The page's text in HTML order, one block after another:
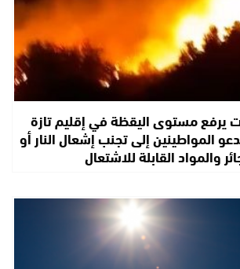
يرفع مستوى اليقظة في إقليم تازة
المواطينين إلى تجنب إشعال النار أو
والمواد القابلة للاشتعال